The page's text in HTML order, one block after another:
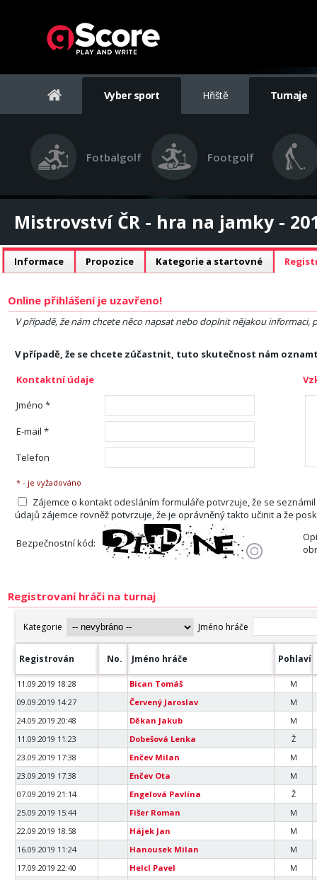
Vyber sport Hřiště Turnaje
Fotbalgolf Footgolf
Mistrovství ČR - hra na jamky -
Informace Propozice Kategorie a startovné
Online přihlášení je uzavřeno!
V případě, že nám chcete něco napsat nebo doplnit nějakou
V případě, že se chcete zúčastnit, tuto skutečnost nám
Kontaktní údaje
Jméno *
E-mail *
Telefon
* - je vyžadováno
Zájemce o kontakt odesláním formuláře potvrzuje, že se
údajů zájemce rovněž potvrzuje, že je oprávněný takto učinit a že
Bezpečnostní kód:
Registrovaní hráči na turnaj
Registrován No. Jméno hráče Pohlaví
11.09.2019 18:28 Bican Tomáš
M
09.09.2019 14:27
Červený Jaroslav
M
24.09.2019 20:48
Děkan Jakub
M
11.09.2019 11:23
Dobešová Lenka
Ž
23.09.2019 17:38
Enčev Milan
M
23.09.2019 17:38
Enčev Ota
M
07.09.2019 21:14
Engelová Pavlína
Ž
25.09.2019 15:44
Fišer Roman
M
22.09.2019 18:58
Hájek Jan
M
16.09.2019 11:24
Hanousek Milan
M
17.09.2019 22:40
Helcl Pavel
M